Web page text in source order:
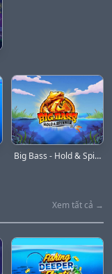
Big Bass - Hold & Spinner
Xem tất cả →